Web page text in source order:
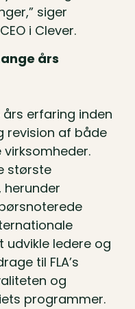
siger
i Clever.
års
erfaring inden
revision af både
største
herunder
ledere og
til FLA’s
og
programmer.